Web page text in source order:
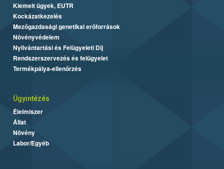
Kiemelt ügyek, EUTR
Kockázatkezelés
Mezőgazdasági genetikai erőforrások
Növényvédelem
Nyilvántartási és Felügyeleti Díj
Rendszerszervezés és felügyelet
Termékpálya-ellenőrzés
Ügyintézés
Élelmiszer
Állat
Növény
Labor/Egyéb